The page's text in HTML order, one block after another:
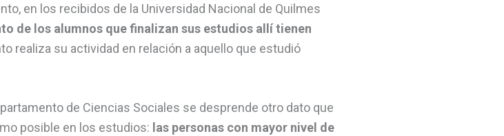
en los recibidos de la Universidad Nacional de Quilmes
de los alumnos que finalizan sus estudios allí tienen
realiza su actividad en relación a aquello que estudió
de Ciencias Sociales se desprende otro dato que
posible en los estudios: las personas con mayor nivel de